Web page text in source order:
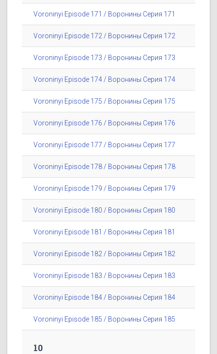
Voroninyi Episode 171 / Воронины Серия 171
Voroninyi Episode 172 / Воронины Серия 172
Voroninyi Episode 173 / Воронины Серия 173
Voroninyi Episode 174 / Воронины Серия 174
Voroninyi Episode 175 / Воронины Серия 175
Voroninyi Episode 176 / Воронины Серия 176
Voroninyi Episode 177 / Воронины Серия 177
Voroninyi Episode 178 / Воронины Серия 178
Voroninyi Episode 179 / Воронины Серия 179
Voroninyi Episode 180 / Воронины Серия 180
Voroninyi Episode 181 / Воронины Серия 181
Voroninyi Episode 182 / Воронины Серия 182
Voroninyi Episode 183 / Воронины Серия 183
Voroninyi Episode 184 / Воронины Серия 184
Voroninyi Episode 185 / Воронины Серия 185
10